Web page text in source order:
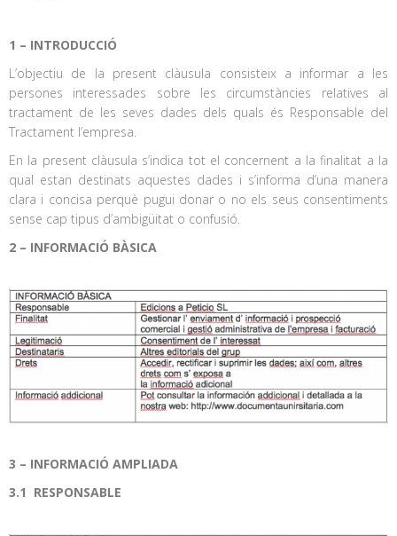
1 – INTRODUCCIÓ
L’objectiu de la present clàusula consisteix a informar a les
persones interessades sobre les circumstàncies relatives al
tractament de les seves dades dels quals és Responsable del
Tractament l’empresa.
En la present clàusula s’indica tot el concernent a la finalitat a la
qual estan destinats aquestes dades i s’informa d’una manera
clara i concisa perquè pugui donar o no els seus consentiments
sense cap tipus d’ambigüitat o confusió.
2 – INFORMACIÓ BÀSICA
3 – INFORMACIÓ AMPLIADA
3.1 RESPONSABLE